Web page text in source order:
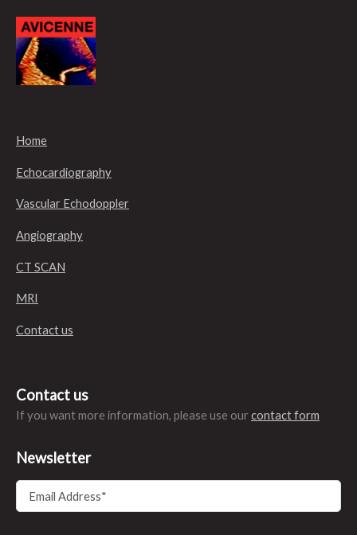
Home
Echocardiography
Vascular Echodoppler
Angiography
CT SCAN
MRI
Contact us
Contact us
If you want more information, please use our contact form
Newsletter